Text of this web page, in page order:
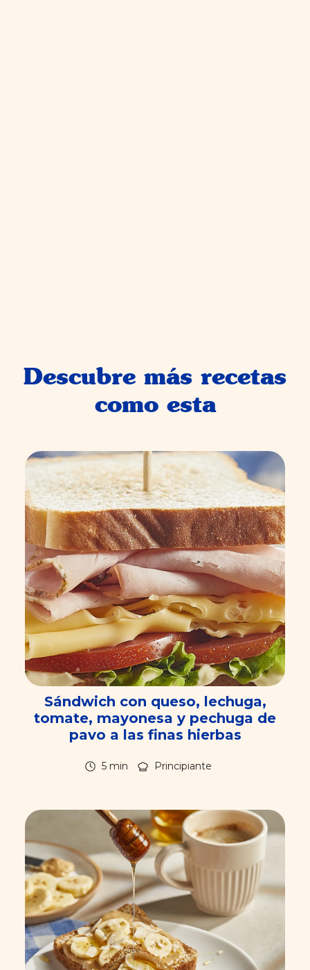
Descubre más recetas
como esta
Sándwich con queso, lechuga,
tomate, mayonesa y pechuga de
pavo a las finas hierbas
5 min Principiante